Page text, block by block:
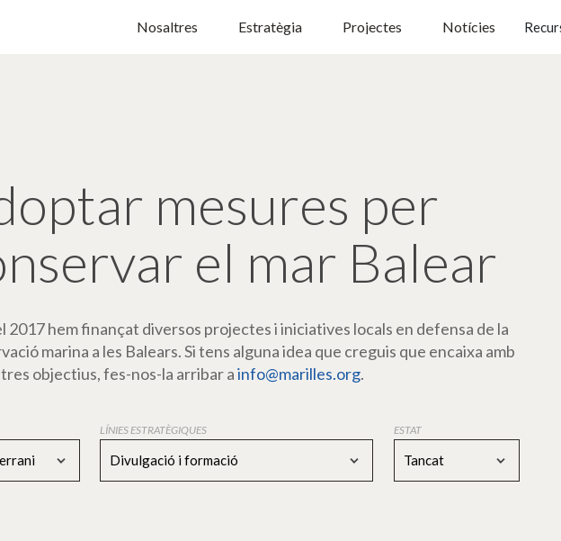
Nosaltres Estratègia Projectes Notícies
mesures per
el mar Balear
2017 hem finançat diversos projectes i iniciatives locals en defensa de la
marina a les Balears. Si tens alguna idea que creguis que encaixa amb
objectius, fes-nos-la arribar ainfo@marilles.org.
LÍNIES ESTRATÈGIQUES
Divulgació i formació
ESTAT
Tancat